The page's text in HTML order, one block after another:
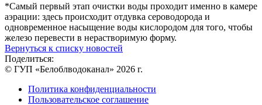
*Самый первый этап очистки воды проходит именно в камере
аэрации: здесь происходит отдувка сероводорода и
одновременное насыщение воды кислородом для того, чтобы
железо перевести в нерастворимую форму.
Вернуться к списку новостей
Поделиться:
© ГУП «Белоблводоканал» 2026 г.
Политика конфиденциальности
Пользовательское соглашение